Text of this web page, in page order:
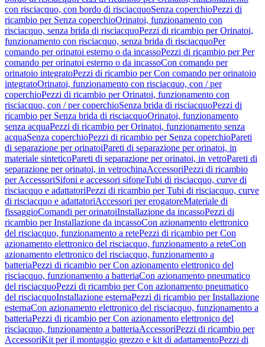
con risciacquo, con bordo di risciacquoSenza coperchioPezzi di
ricambio per Senza coperchioOrinatoi, funzionamento con
risciacquo, senza brida di risciacquoPezzi di ricambio per Orinatoi,
funzionamento con risciacquo, senza brida di risciacquoPer
comando per orinatoi esterno o da incassoPezzi di ricambio per Per
comando per orinatoi esterno o da incassoCon comando per
orinatoio integratoPezzi di ricambio per Con comando per orinatoio
integratoOrinatoi, funzionamento con risciacquo, con / per
coperchioPezzi di ricambio per Orinatoi, funzionamento con
risciacquo, con / per coperchioSenza brida di risciacquoPezzi di
ricambio per Senza brida di risciacquoOrinatoi, funzionamento
senza acquaPezzi di ricambio per Orinatoi, funzionamento senza
acquaSenza coperchioPezzi di ricambio per Senza coperchioPareti
di separazione per orinatoiPareti di separazione per orinatoi, in
materiale sinteticoPareti di separazione per orinatoi, in vetroPareti di
separazione per orinatoi, in vetrochinaAccessoriPezzi di ricambio
per AccessoriSifoni e accessori sifoneTubi di risciacquo, curve di
risciacquo e adattatoriPezzi di ricambio per Tubi di risciacquo, curve
di risciacquo e adattatoriAccessori per erogatoreMateriale di
fissaggioComandi per orinatoiInstallazione da incassoPezzi di
ricambio per Installazione da incassoCon azionamento elettronico
del risciacquo, funzionamento a retePezzi di ricambio per Con
azionamento elettronico del risciacquo, funzionamento a reteCon
azionamento elettronico del risciacquo, funzionamento a
batteriaPezzi di ricambio per Con azionamento elettronico del
risciacquo, funzionamento a batteriaCon azionamento pneumatico
del risciacquoPezzi di ricambio per Con azionamento pneumatico
del risciacquoInstallazione esternaPezzi di ricambio per Installazione
esternaCon azionamento elettronico del risciacquo, funzionamento a
batteriaPezzi di ricambio per Con azionamento elettronico del
risciacquo, funzionamento a batteriaAccessoriPezzi di ricambio per
AccessoriKit per il montaggio grezzo e kit di adattamentoPezzi di